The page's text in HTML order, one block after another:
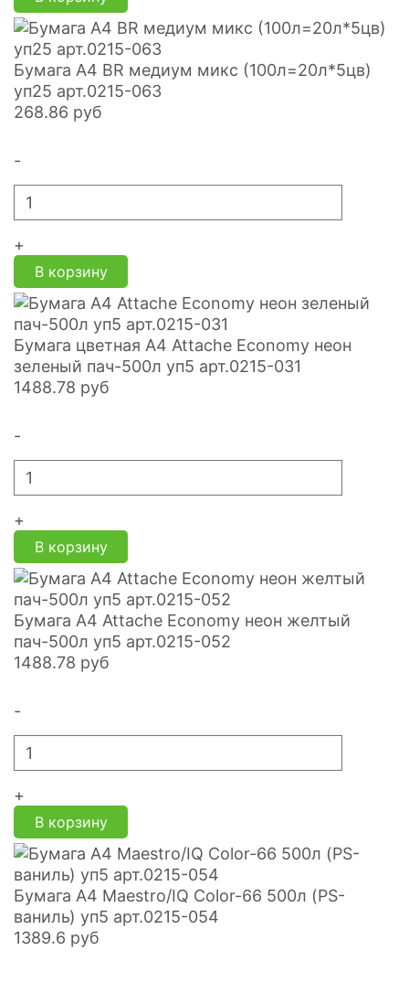
Бумага А4 BR медиум микс (100л=20л*5цв)
уп25 арт.0215-063
268.86 руб
-
+
В корзину
Бумага цветная А4 Attache Economy неон
зеленый пач-500л уп5 арт.0215-031
1488.78 руб
-
+
В корзину
Бумага А4 Attache Economy неон желтый
пач-500л уп5 арт.0215-052
1488.78 руб
-
+
В корзину
Бумага А4 Maestro/IQ Color-66 500л (PS-
ваниль) уп5 арт.0215-054
1389.6 руб